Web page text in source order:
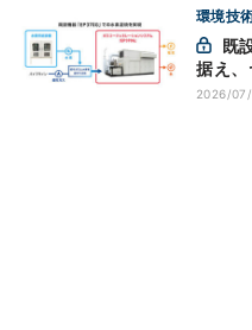
環境技
据え
2026/